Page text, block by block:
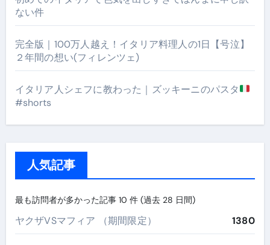
ない件
完全版｜100万人越え！イタリア料理人の1日【号泣】
２年間の想い(フィレンツェ)
イタリア人シェフに教わった｜ズッキーニのパスタ
#shorts
人気記事
最も訪問者が多かった記事 10 件 (過去 28 日間)
ヤクザVSマフィア （期間限定） 1380